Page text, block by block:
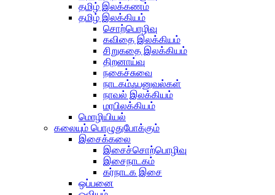
தமிழ் இலக்கணம்
தமிழ் இலக்கியம்
சொற்பொழிவு
கவிதை இலக்கியம்
சிறுகதை இலக்கியம்
திறனாய்வு
நகைச்சுவை
நாடகம்ஃபனுவல்கள்
நாவல் இலக்கியம்
மரபிலக்கியம்
மொழியியல்
கலையும் பொழுதுபோக்கும்
இசைக்கலை
இசைச்சொற்பொழிவு
இசைநாடகம்
கர்நாடக இசை
ஒப்பனை